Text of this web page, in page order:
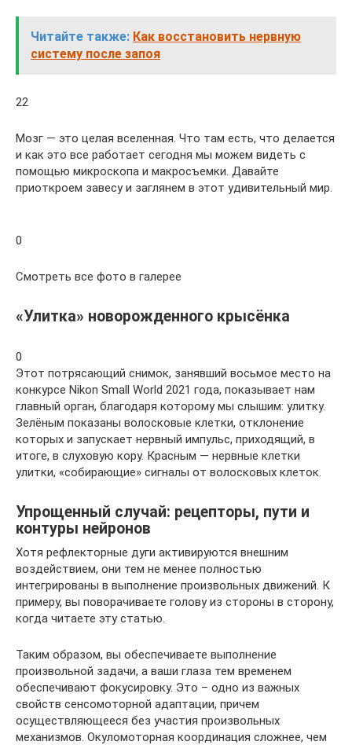
Читайте также: Как восстановить нервную
систему после запоя
22
Мозг — это целая вселенная. Что там есть, что делается
и как это все работает сегодня мы можем видеть с
помощью микроскопа и макросъемки. Давайте
приоткроем завесу и заглянем в этот удивительный мир.
0
Смотреть все фото в галерее
«Улитка» новорожденного крысёнка
0
Этот потрясающий снимок, занявший восьмое место на
конкурсе Nikon Small World 2021 года, показывает нам
главный орган, благодаря которому мы слышим: улитку.
Зелёным показаны волосковые клетки, отклонение
которых и запускает нервный импульс, приходящий, в
итоге, в слуховую кору. Красным — нервные клетки
улитки, «собирающие» сигналы от волосковых клеток.
Упрощенный случай: рецепторы, пути и
контуры нейронов
Хотя рефлекторные дуги активируются внешним
воздействием, они тем не менее полностью
интегрированы в выполнение произвольных движений. К
примеру, вы поворачиваете голову из стороны в сторону,
когда читаете эту статью.
Таким образом, вы обеспечиваете выполнение
произвольной задачи, а ваши глаза тем временем
обеспечивают фокусировку. Это – одно из важных
свойств сенсомоторной адаптации, причем
осуществляющееся без участия произвольных
механизмов. Окуломоторная координация сложнее, чем